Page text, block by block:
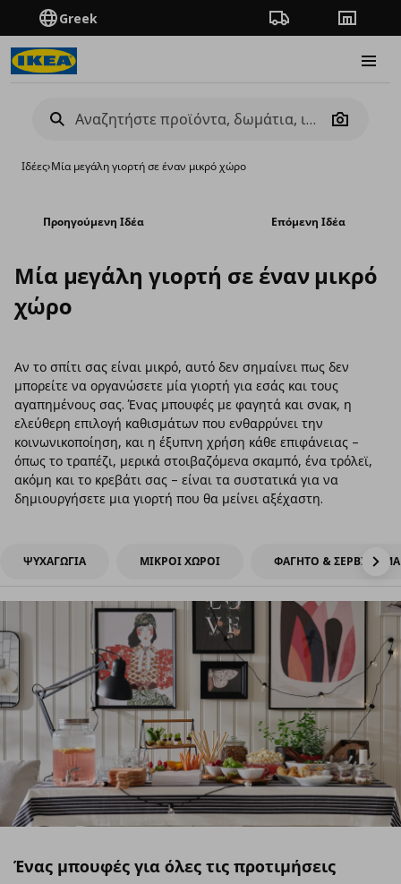
Greek Πορεία παραγγελίας
Camera
Ιδέες›Μία μεγάλη γιορτή σε έναν μικρό χώρο
Προηγούμενη Ιδέα Επόμενη Ιδέα
Μία μεγάλη γιορτή σε έναν μικρό
χώρο
Αν το σπίτι σας είναι μικρό, αυτό δεν σημαίνει πως δεν
μπορείτε να οργανώσετε μία γιορτή για εσάς και τους
αγαπημένους σας. Ένας μπουφές με φαγητά και σνακ, η
ελεύθερη επιλογή καθισμάτων που ενθαρρύνει την
κοινωνικοποίηση, και η έξυπνη χρήση κάθε επιφάνειας –
όπως το τραπέζι, μερικά στοιβαζόμενα σκαμπό, ένα τρόλεϊ,
ακόμη και το κρεβάτι σας – είναι τα συστατικά για να
δημιουργήσετε μια γιορτή που θα μείνει αξέχαστη.
ΨΥΧΑΓΩΓΙΑ ΜΙΚΡΟΙ ΧΩΡΟΙ ΦΑΓΗΤΟ & ΣΕΡΒΙΡΙΣΜΑ
Ένας μπουφές για όλες τις προτιμήσεις